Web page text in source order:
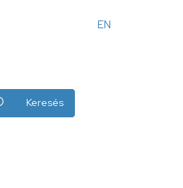
Angol
EN
Keresés